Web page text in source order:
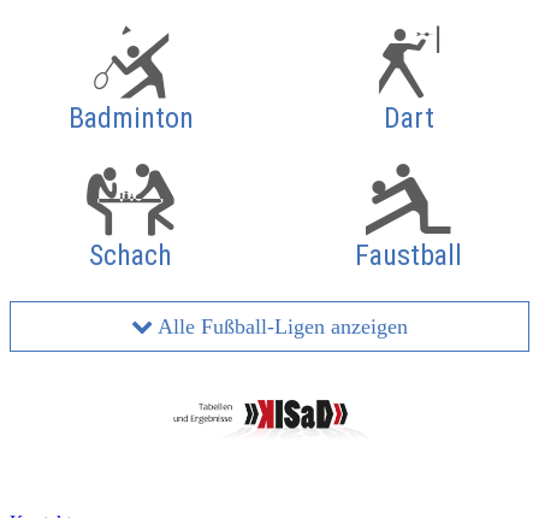
Badminton Dart
Schach Faustball
Alle Fußball-Ligen anzeigen